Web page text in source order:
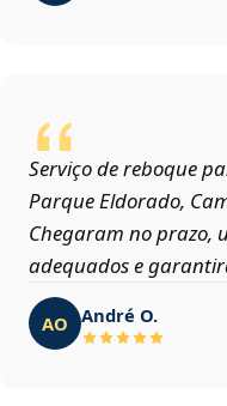
Serviço de reboque
Parque Eldorado,
Chegaram no prazo,
adequados e
AO André O.